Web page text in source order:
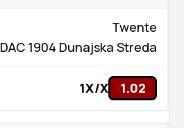
Twente
DAC 1904 Dunajska Streda
1X/X 1.02